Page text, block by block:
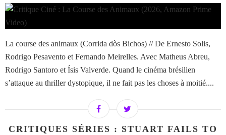
La course des animaux (Corrida dòs Bichos) // De Ernesto Solis,
Rodrigo Pesavento et Fernando Meirelles. Avec Matheus Abreu,
Rodrigo Santoro et Ísis Valverde. Quand le cinéma brésilien
s’attaque au thriller dystopique, il ne fait pas les choses à moitié....
CRITIQUES SÉRIES : STUART FAILS TO